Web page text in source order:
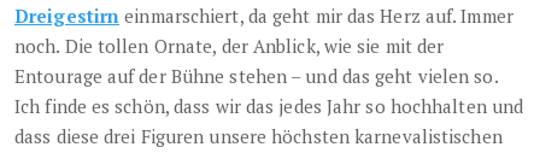
Dreigestirn einmarschiert, da geht mir das Herz auf. Immer
noch. Die tollen Ornate, der Anblick, wie sie mit der
Entourage auf der Bühne stehen – und das geht vielen so.
Ich finde es schön, dass wir das jedes Jahr so hochhalten und
dass diese drei Figuren unsere höchsten karnevalistischen